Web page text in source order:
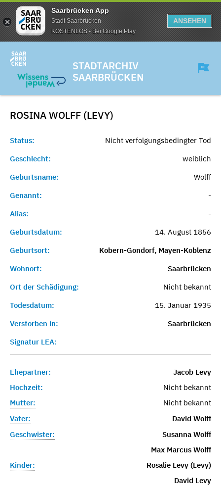
Saarbrücken App
Stadt Saarbrücken
KOSTENLOS - Bei Google Play
ANSEHEN
STADTARCHIV
SAARBRÜCKEN
ROSINA WOLFF (LEVY)
Status:
Nicht verfolgungsbedingter Tod
Geschlecht:
weiblich
Geburtsname:
Wolff
Genannt:
-
Alias:
-
Geburtsdatum:
14. August 1856
Geburtsort:
Kobern-Gondorf, Mayen-Koblenz
Wohnort:
Saarbrücken
Ort der Schädigung:
Nicht bekannt
Todesdatum:
15. Januar 1935
Verstorben in:
Saarbrücken
Signatur LEA:
Ehepartner:
Jacob Levy
Hochzeit:
Nicht bekannt
Mutter:
Nicht bekannt
Vater:
David Wolff
Geschwister:
Susanna Wolff
Max Marcus Wolff
Kinder:
Rosalie Levy (Levy)
David Levy